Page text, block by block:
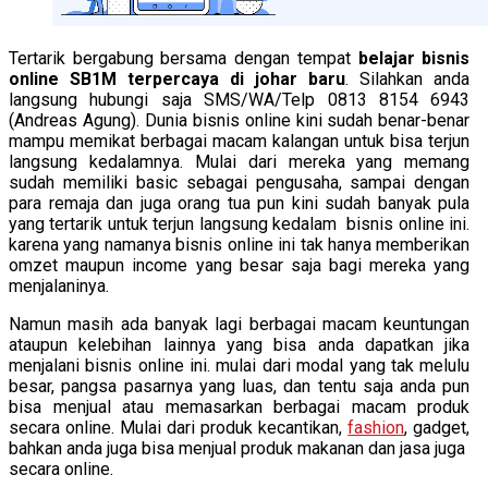
Tertarik bergabung bersama dengan tempat belajar bisnis
online SB1M terpercaya di johar baru. Silahkan anda
langsung hubungi saja SMS/WA/Telp 0813 8154 6943
(Andreas Agung). Dunia bisnis online kini sudah benar-benar
mampu memikat berbagai macam kalangan untuk bisa terjun
langsung kedalamnya. Mulai dari mereka yang memang
sudah memiliki basic sebagai pengusaha, sampai dengan
para remaja dan juga orang tua pun kini sudah banyak pula
yang tertarik untuk terjun langsung kedalam bisnis online ini.
karena yang namanya bisnis online ini tak hanya memberikan
omzet maupun income yang besar saja bagi mereka yang
menjalaninya.
Namun masih ada banyak lagi berbagai macam keuntungan
ataupun kelebihan lainnya yang bisa anda dapatkan jika
menjalani bisnis online ini. mulai dari modal yang tak melulu
besar, pangsa pasarnya yang luas, dan tentu saja anda pun
bisa menjual atau memasarkan berbagai macam produk
secara online. Mulai dari produk kecantikan,fashion, gadget,
bahkan anda juga bisa menjual produk makanan dan jasa juga
secara online.